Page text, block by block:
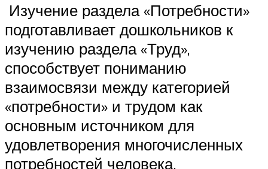
Изучение раздела «Потребности»
подготавливает дошкольников к
изучению раздела «Труд»,
способствует пониманию
взаимосвязи между категорией
«потребности» и трудом как
основным источником для
удовлетворения многочисленных
потребностей человека.